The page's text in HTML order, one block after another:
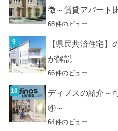
徴～賃貸アパート
68件のビュー
【県民共済住宅】
が解説
66件のビュー
ディノスの紹介～
④～
64件のビュー